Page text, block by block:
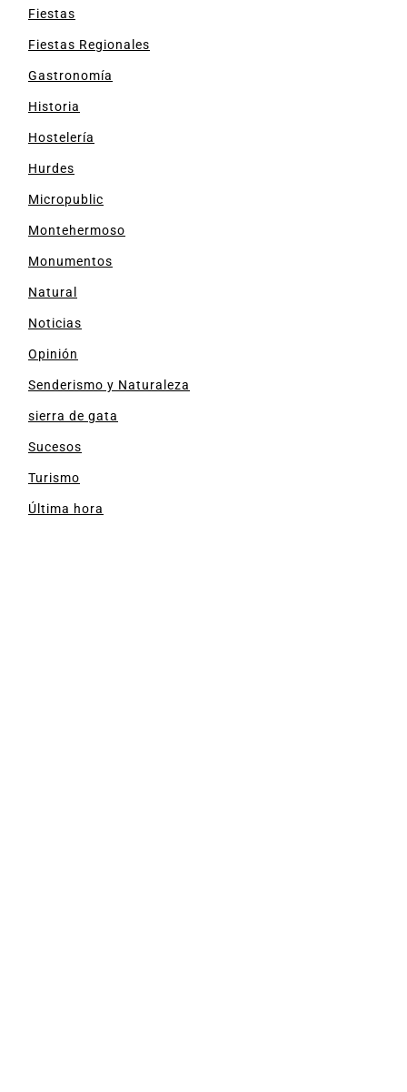
Fiestas
Fiestas Regionales
Gastronomía
Historia
Hostelería
Hurdes
Micropublic
Montehermoso
Monumentos
Natural
Noticias
Opinión
Senderismo y Naturaleza
sierra de gata
Sucesos
Turismo
Última hora